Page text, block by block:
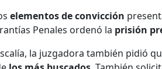
elementos de convicción
Penales ordenó la prisión
la juzgadora también pidió